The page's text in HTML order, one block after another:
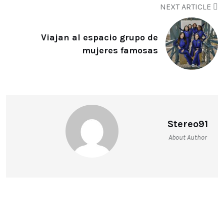
NEXT ARTICLE
Viajan al espacio grupo de
mujeres famosas
Stereo91
About Author